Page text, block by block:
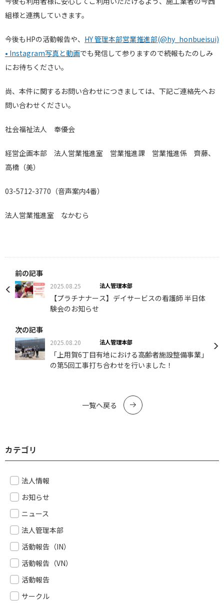
組様と連携していきます。
今後もHPの活動報告や、 HY 管理本部営業推進部(@hy_honbueisui)
• Instagram写真と動画でも発信して参りますので続報もたのしみ
にお待ちください。
尚、本件に関するお問い合わせにつきましては、下記ご連絡先へお
問い合わせください。
社会福祉法人 奉優会
経営企画本部 法人営業推進室 営業推進課 営業推進係 齊藤、
高橋（美）
03-5712-3770（音声案内4番）
法人営業推進室 なかむら
前の記事
2025.08.25 法人管理本部
【プラチナナース】デイサービスの看護師 半日体
験会のお知らせ
次の記事
2025.08.20 法人管理本部
「上用賀6丁目有地における高齢者施設整備事業」
の第5回工事打ち合わせを行いました！
一覧へ戻る
カテゴリ
法人情報
お知らせ
ニュース
法人管理本部
活動報告（IN）
活動報告（VN）
活動報告
サークル